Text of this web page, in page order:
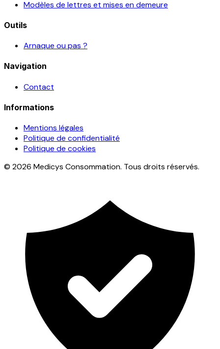
Modèles de lettres et mises en demeure
Outils
Arnaque ou pas ?
Navigation
Contact
Informations
Mentions légales
Politique de confidentialité
Politique de cookies
© 2026 Medicys Consommation. Tous droits réservés.